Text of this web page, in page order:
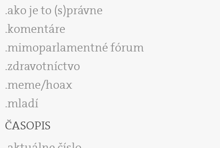
ako je to (s)právne
komentáre
mimoparlamentné fórum
zdravotníctvo
meme/hoax
mladí
ČASOPIS